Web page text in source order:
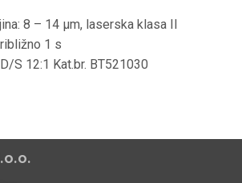
8 – 14 µm, laserska klasa II
1 s
S 12:1 Kat.br. BT521030